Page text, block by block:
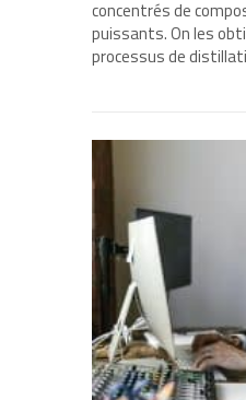
concentrés de
puissants. On les
processus de